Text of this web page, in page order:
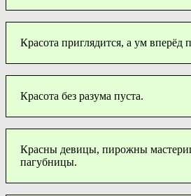
Красота приглядится, а ум вперёд
Красота без разума пуста.
Красны девицы, пирожны
пагубницы.